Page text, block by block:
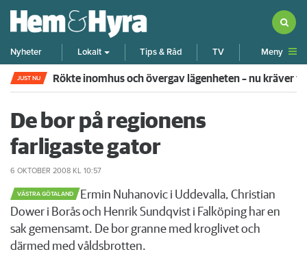
Nyheter Lokalt Tips & Råd TV Meny
JUST NU Rökte inomhus och övergav lägenheten – nu kräver
De bor på regionens
farligaste gator
6 OKTOBER 2008 KL 10:57
VÄSTRA GÖTALAND
​Ermin Nuhanovic i Uddevalla, Christian
Dower i Borås och Henrik Sundqvist i Falköping har en
sak gemensamt. De bor granne med kroglivet och
därmed med våldsbrotten.